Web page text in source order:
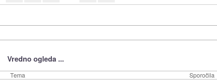
Vredno ogleda ...
Tema Sporočila